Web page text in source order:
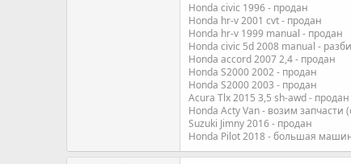
Honda civic 1996 - продан
Honda hr-v 2001 cvt - продан
Honda hr-v 1999 manual - продан
Honda civic 5d 2008 manual -
Honda accord 2007 2,4 - продан
Honda S2000 2002 - продан
Honda S2000 2003 - продан
Acura Tlx 2015 3,5 sh-awd - продан
Honda Acty Van - возим запчасти
Suzuki Jimny 2016 - продан
Honda Pilot 2018 - большая